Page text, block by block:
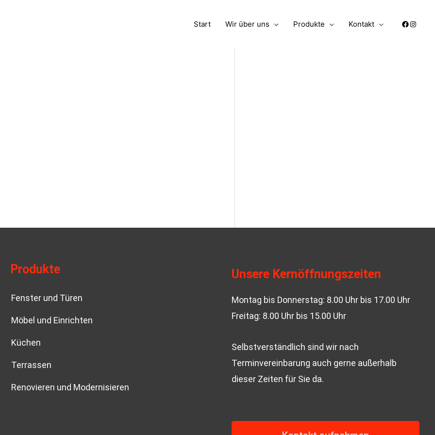
Start Wir über uns Produkte Kontakt
Produkte
Fenster und Türen
Möbel und Einrichten
Küchen
Terrassen
Renovieren und Modernisieren
Unsere Kernöffnungszeiten
Montag bis Donnerstag: 8.00 Uhr bis 17.00 Uhr
Freitag: 8.00 Uhr bis 15.00 Uhr
Selbstverständlich sind wir nach
Terminvereinbarung auch gerne außerhalb
dieser Zeiten für Sie da.